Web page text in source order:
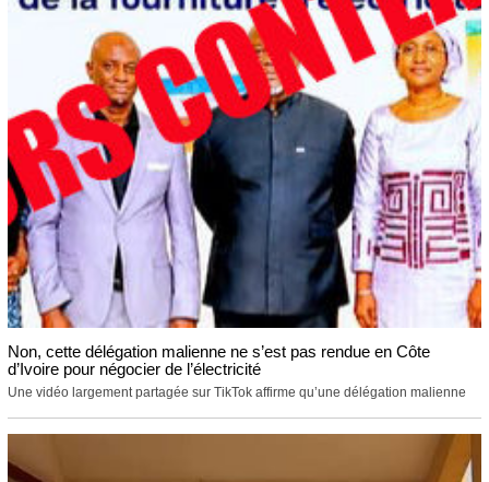
Non, cette délégation malienne ne s’est pas rendue en Côte
d’Ivoire pour négocier de l’électricité
Une vidéo largement partagée sur TikTok affirme qu’une délégation malienne